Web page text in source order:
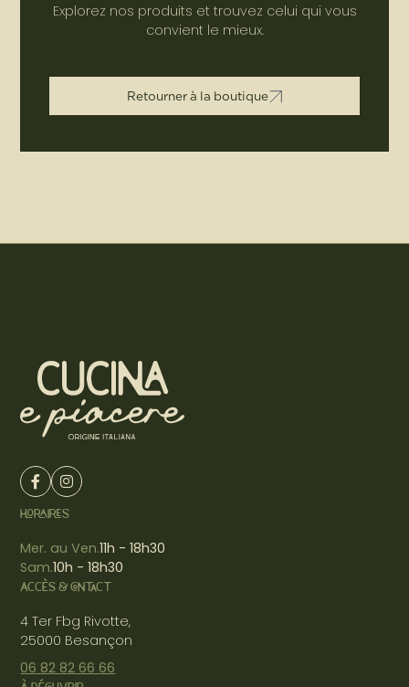
Explorez nos produits et trouvez celui qui vous
convient le mieux.
Retourner à la boutique
ACCÈS & CONTACT
4 Ter Fbg Rivotte,
25000 Besançon
06 82 82 66 66
HORAIRES
Mer. au Ven.11h - 18h30
Sam.10h - 18h30